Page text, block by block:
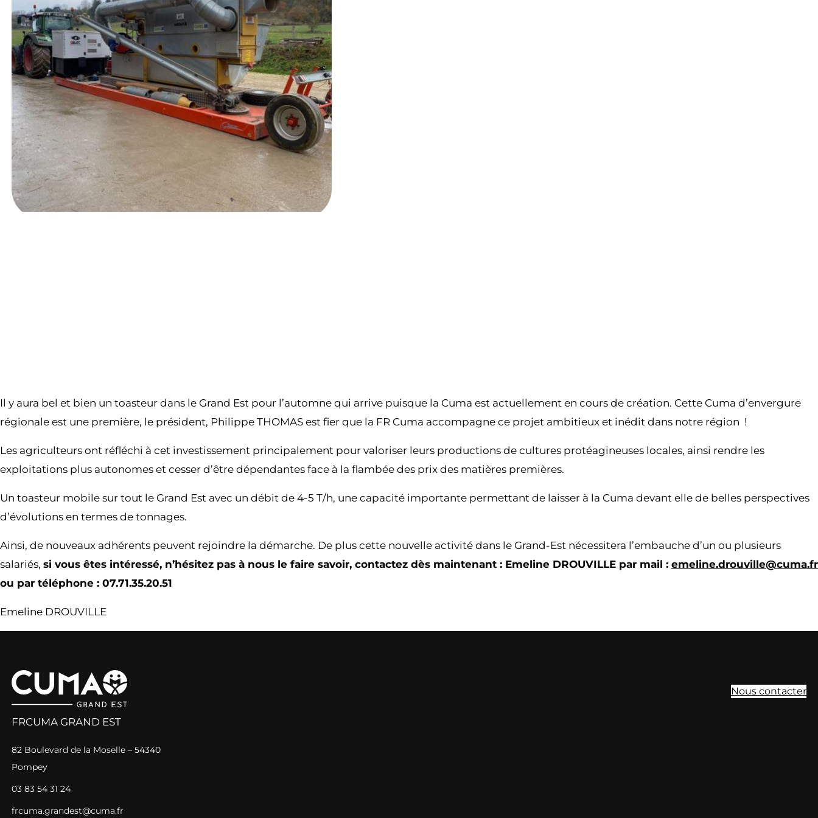
Il y aura bel et bien un toasteur dans le Grand Est pour l’automne qui arrive puisque la Cuma est actuellement en cours de création. Cette Cuma d’envergure
régionale est une première, le président, Philippe THOMAS est fier que la FR Cuma accompagne ce projet ambitieux et inédit dans notre région !
Les agriculteurs ont réfléchi à cet investissement principalement pour valoriser leurs productions de cultures protéagineuses locales, ainsi rendre les
exploitations plus autonomes et cesser d’être dépendantes face à la flambée des prix des matières premières.
Un toasteur mobile sur tout le Grand Est avec un débit de 4-5 T/h, une capacité importante permettant de laisser à la Cuma devant elle de belles perspectives
d’évolutions en termes de tonnages.
Ainsi, de nouveaux adhérents peuvent rejoindre la démarche. De plus cette nouvelle activité dans le Grand-Est nécessitera l’embauche d’un ou plusieurs
salariés, si vous êtes intéressé, n’hésitez pas à nous le faire savoir, contactez dès maintenant : Emeline DROUVILLE par mail : emeline.drouville@cuma.fr
ou par téléphone : 07.71.35.20.51
Emeline DROUVILLE
Nous contacter
FRCUMA GRAND EST
82 Boulevard de la Moselle – 54340
Pompey
03 83 54 31 24
frcuma.grandest@cuma.fr